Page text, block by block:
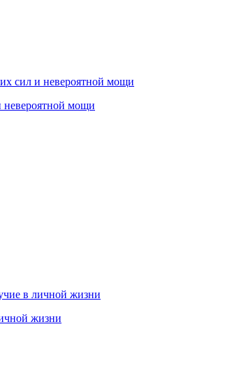
мощи
жизни